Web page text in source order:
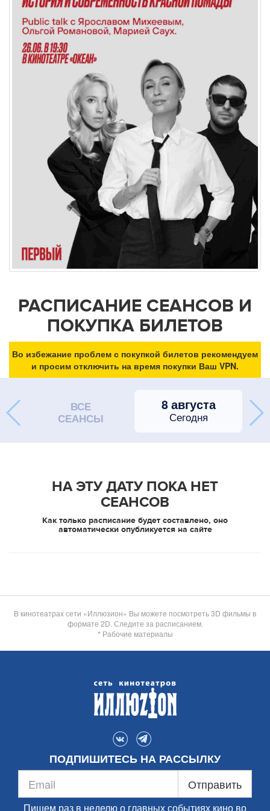
РАСПИСАНИЕ СЕАНСОВ И
ПОКУПКА БИЛЕТОВ
Во избежание проблем с покупкой билетов рекомендуем
и просим отключить на время покупки Ваш VPN.
ВСЕ
СЕАНСЫ
8 августа
Сегодня
НА ЭТУ ДАТУ ПОКА НЕТ
СЕАНСОВ
Как только расписание будет составлено, оно
автоматически опубликуется на сайте
В кинотеатрах сети «Иллюзион» Вы можете посмотреть 3D фильмы в
формате 2D. Следите за расписанием.
* Рабочие материалы
ПОДПИШИТЕСЬ НА РАССЫЛКУ
Отправить
Пишем раз в неделю о главных событиях кино во